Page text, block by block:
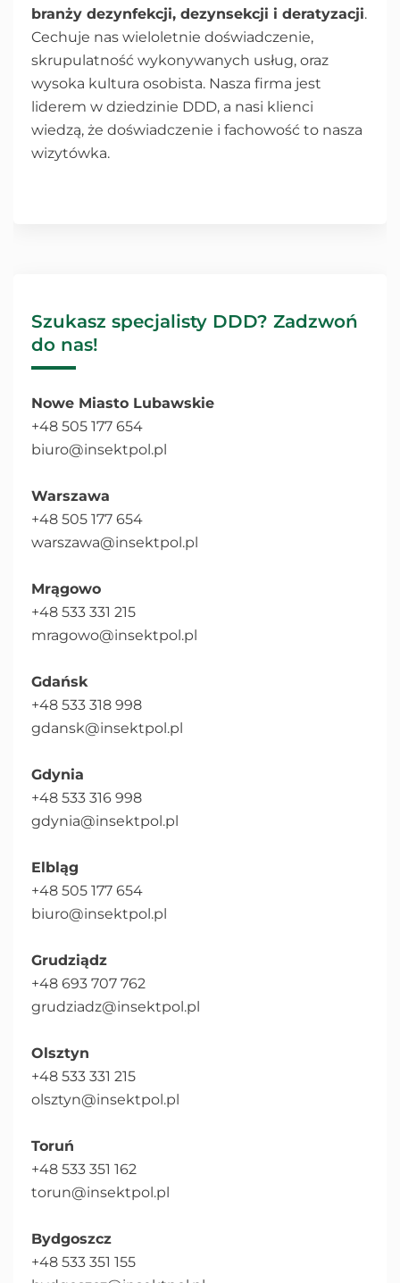
branży dezynfekcji, dezynsekcji i deratyzacji.
Cechuje nas wieloletnie doświadczenie,
skrupulatność wykonywanych usług, oraz
wysoka kultura osobista. Nasza firma jest
liderem w dziedzinie DDD, a nasi klienci
wiedzą, że doświadczenie i fachowość to nasza
wizytówka.
Szukasz specjalisty DDD? Zadzwoń
do nas!
Nowe Miasto Lubawskie
+48 505 177 654
biuro@insektpol.pl
Warszawa
+48 505 177 654
warszawa@insektpol.pl
Mrągowo
+48 533 331 215
mragowo@insektpol.pl
Gdańsk
+48 533 318 998
gdansk@insektpol.pl
Gdynia
+48 533 316 998
gdynia@insektpol.pl
Elbląg
+48 505 177 654
biuro@insektpol.pl
Grudziądz
+48 693 707 762
grudziadz@insektpol.pl
Olsztyn
+48 533 331 215
olsztyn@insektpol.pl
Toruń
+48 533 351 162
torun@insektpol.pl
Bydgoszcz
+48 533 351 155